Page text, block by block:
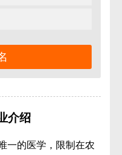
介绍
一的医学，限制在农